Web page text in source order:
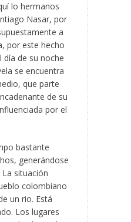
lo hermanos
Nasar, por
a
por este hecho
día de su noche
se encuentra
que parte
de su
por el
bastante
generándose
situación
colombiano
un rio. Está
Los lugares